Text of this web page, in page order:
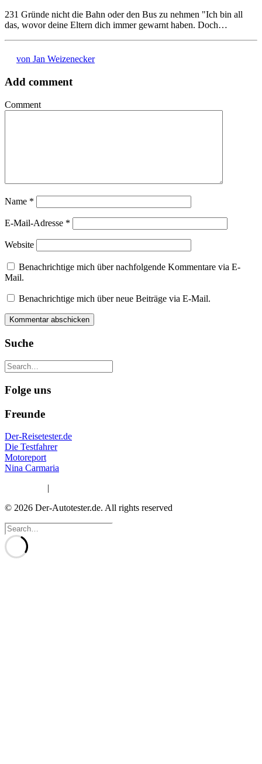
231 Gründe nicht die Bahn oder den Bus zu nehmen "Ich bin all
das, wovor deine Eltern dich immer gewarnt haben. Doch…
von Jan Weizenecker
Add comment
Comment
Name *
E-Mail-Adresse *
Website
Benachrichtige mich über nachfolgende Kommentare via E-
Mail.
Benachrichtige mich über neue Beiträge via E-Mail.
Suche
Folge uns
Freunde
Der-Reisetester.de
Die Testfahrer
Motoreport
Nina Carmaria
|
© 2026 Der-Autotester.de. All rights reserved